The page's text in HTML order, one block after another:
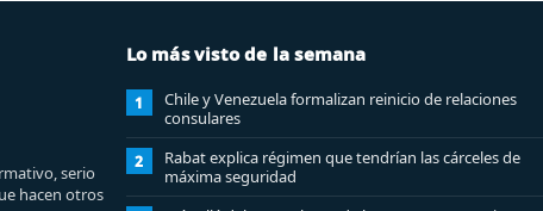
serio
hacen otros
Lo más visto de la semana
1
Chile y Venezuela formalizan reinicio de relaciones
consulares
2
Rabat explica régimen que tendrían las cárceles de
máxima seguridad